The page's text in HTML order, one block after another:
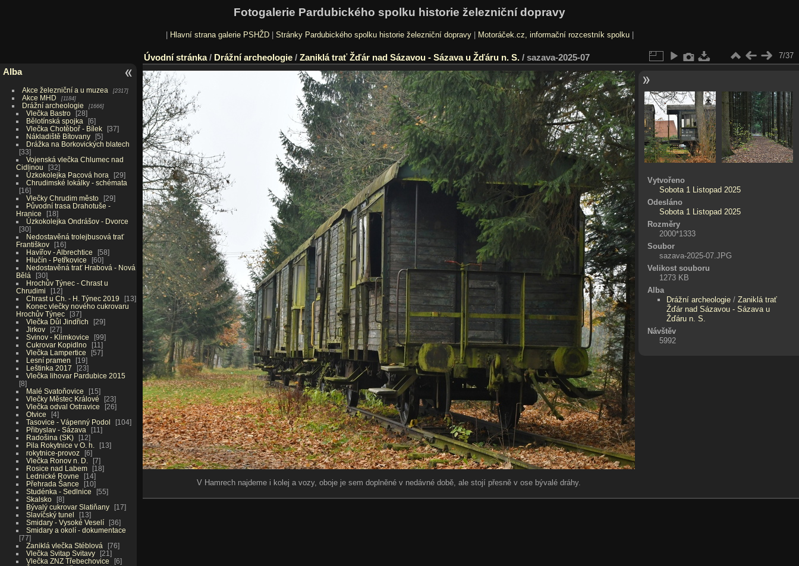
Fotogalerie Pardubického spolku historie železniční dopravy
Hlavní strana galerie PSHŽD| Stránky Pardubického spolku historie železniční dopravy| Motoráček.cz, informační rozcestník spolku|
Alba
Akce železniční a u muzea 2317
Akce MHD 1184
Drážní archeologie 1666
Vlečka Bastro
28
Bělotínská spojka
6
Vlečka Chotěboř - Bílek
37
Nákladiště Bítovany
5
Drážka na Borkovických blatech
33
Vojenská vlečka Chlumec nad
Cidlinou
32
Úzkokolejka Pacová hora
29
Chrudimské lokálky - schémata
16
Vlečky Chrudim město
29
Původní trasa Drahotuše -
Hranice
18
Úzkokolejka Ondrášov - Dvorce
30
Nedostavěná trolejbusová trať
Františkov
16
Havířov - Albrechtice
58
Hlučín - Petřkovice
60
Nedostavěná trať Hrabová - Nová
Bělá
30
Hrochův Týnec - Chrast u
Chrudimi
12
Chrast u Ch. - H. Týnec 2019
13
Konec vlečky nového cukrovaru
Hrochův Týnec
37
Vlečka Důl Jindřich
29
Jirkov
27
Svinov - Klimkovice
99
Cukrovar Kopidlno
11
Vlečka Lampertice
57
Lesní pramen
19
Leštinka 2017
23
Vlečka lihovar Pardubice 2015
8
Malé Svatoňovice
15
Vlečky Městec Králové
23
Vlečka odval Ostravice
26
Otvice
4
Tasovice - Vápenný Podol
104
Přibyslav - Sázava
11
Radošina (SK)
12
Pila Rokytnice v O. h.
13
rokytnice-provoz
6
Vlečka Ronov n. D.
7
Rosice nad Labem
18
Lednické Rovne
14
Přehrada Šance
10
Studénka - Sedlnice
55
Skalsko
8
Bývalý cukrovar Slatiňany
17
Slavíčský tunel
13
Smidary - Vysoké Veselí
36
Smidary a okolí - dokumentace
77
Zaniklá vlečka Stéblová
76
Vlečka Svitap Svitavy
21
Vlečka ZNZ Třebechovice
6
Úvodní stránka/ Drážní archeologie / Zaniklá trať Žďár nad Sázavou - Sázava u Žďáru n. S. / sazava-2025-07 7/37
V Hamrech najdeme i kolej a vozy, oboje je sem doplněné v nedávné době, ale stojí přesně v ose bývalé dráhy.
Vytvořeno
Sobota 1 Listopad 2025
Odesláno
Sobota 1 Listopad 2025
Rozměry
2000*1333
Soubor
sazava-2025-07.JPG
Velikost souboru
1273 KB
Alba
Drážní archeologie /Zaniklá trať
Žďár nad Sázavou - Sázava u
Žďáru n. S.
Návštěv
5992